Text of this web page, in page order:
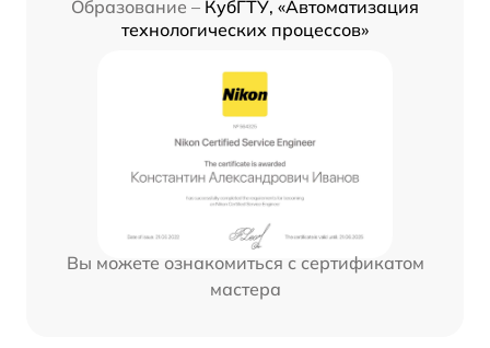
Образование – КубГТУ, «Автоматизация
технологических процессов»
Вы можете ознакомиться с сертификатом
мастера